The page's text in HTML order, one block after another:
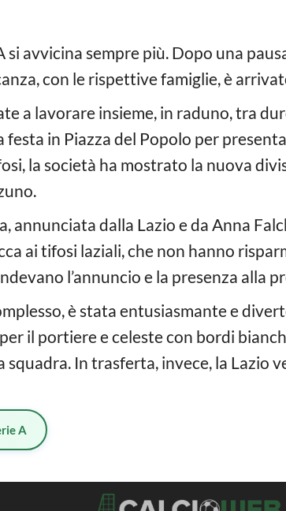
si avvicina sempre più. Dopo una
con le rispettive famiglie, è
a lavorare insieme, in raduno, tra
festa in Piazza del Popolo per
la società ha mostrato la nuova
annunciata dalla Lazio e da Anna
ai tifosi laziali, che non hanno
l’annuncio e la presenza alla
è stata entusiasmante e
il portiere e celeste con bordi
In trasferta, invece, la Lazio
A